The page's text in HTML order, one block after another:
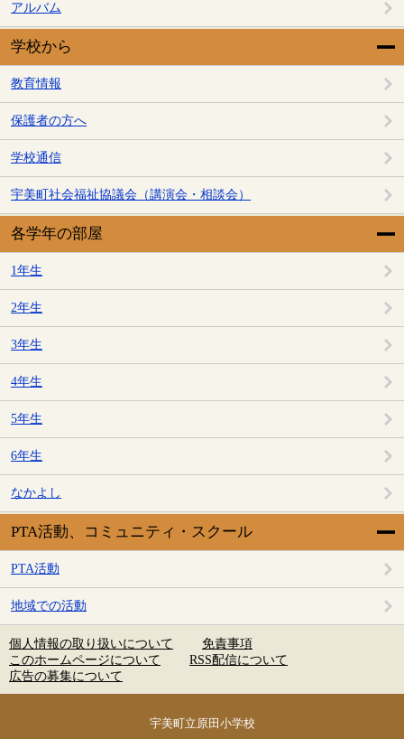
アルバム
学校から
教育情報
保護者の方へ
学校通信
宇美町社会福祉協議会（講演会・相談会）
各学年の部屋
1年生
2年生
3年生
4年生
5年生
6年生
なかよし
PTA活動、コミュニティ・スクール
PTA活動
地域での活動
個人情報の取り扱いについて
免責事項
このホームページについて
RSS配信について
広告の募集について
宇美町立原田小学校